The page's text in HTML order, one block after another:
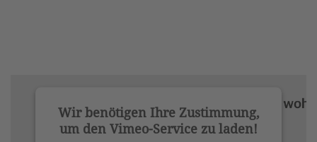
Wir benötigen Ihre Zustimmung,
um den Vimeo-Service zu laden!